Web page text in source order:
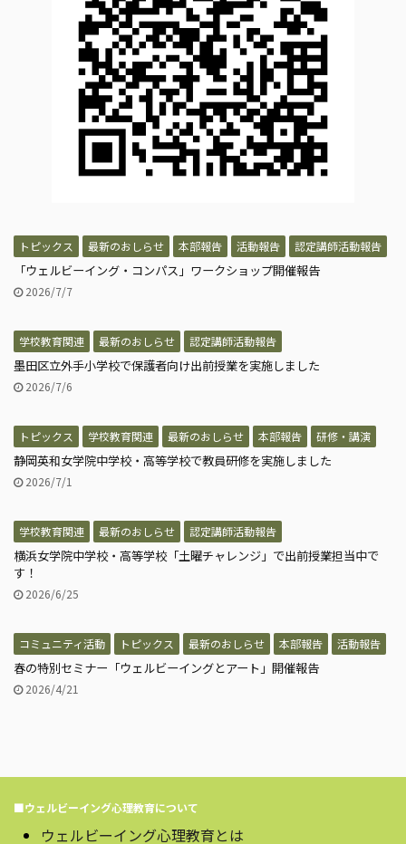
トピックス 最新のおしらせ 本部報告 活動報告 認定講師活動報告
「ウェルビーイング・コンパス」ワークショップ開催報告
2026/7/7
学校教育関連 最新のおしらせ 認定講師活動報告
墨田区立外手小学校で保護者向け出前授業を実施しました
2026/7/6
トピックス 学校教育関連 最新のおしらせ 本部報告 研修・講演
静岡英和女学院中学校・高等学校で教員研修を実施しました
2026/7/1
学校教育関連 最新のおしらせ 認定講師活動報告
横浜女学院中学校・高等学校「土曜チャレンジ」で出前授業担当中で
す！
2026/6/25
コミュニティ活動 トピックス 最新のおしらせ 本部報告 活動報告
春の特別セミナー「ウェルビーイングとアート」開催報告
2026/4/21
■ウェルビーイング心理教育について
ウェルビーイング心理教育とは